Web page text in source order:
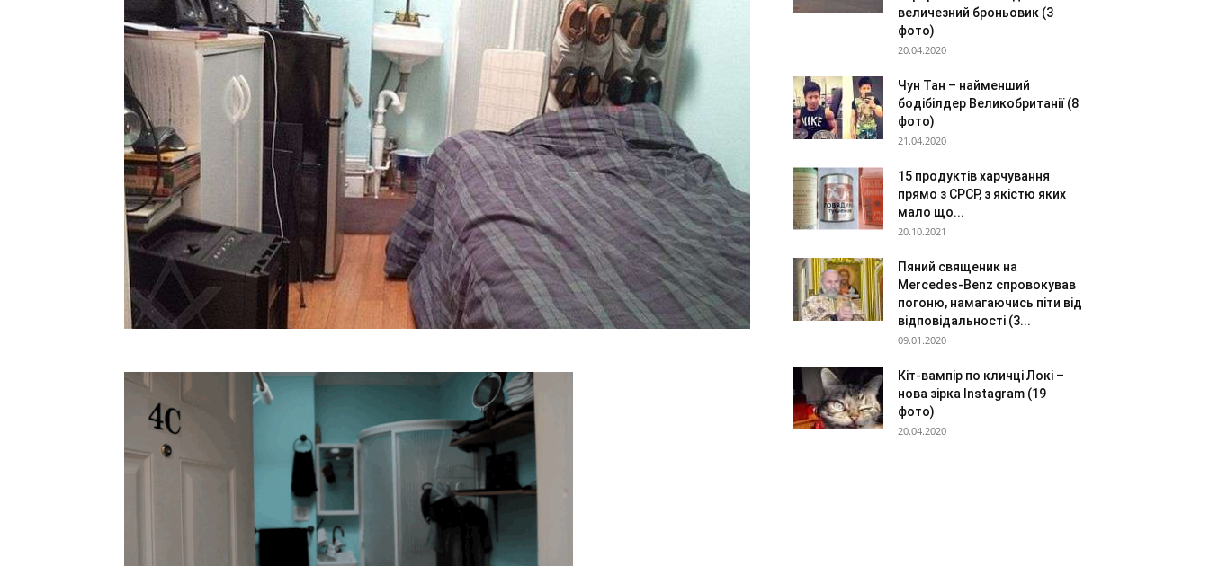
величезний броньовик (3
фото)
20.04.2020
Чун Тан – найменший
бодібілдер Великобританії (8
фото)
21.04.2020
15 продуктів харчування
прямо з СРСР, з якістю яких
мало що...
20.10.2021
Пяний священик на
Mercedes-Benz спровокував
погоню, намагаючись піти від
відповідальності (3...
09.01.2020
Кіт-вампір по кличці Локі –
нова зірка Instagram (19
фото)
20.04.2020